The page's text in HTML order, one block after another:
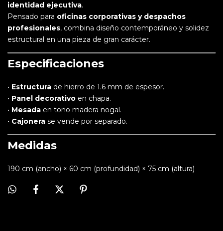
identidad ejecutiva.
Pensado para oficinas corporativas y despachos
profesionales, combina diseño contemporáneo y solidez
estructural en una pieza de gran carácter.
Especificaciones
• Estructura de hierro de 1.6 mm de espesor.
• Panel decorativo en chapa.
• Mesada en tono madera nogal.
• Cajonera se vende por separado.
Medidas
190 cm (ancho) × 60 cm (profundidad) × 75 cm (altura)